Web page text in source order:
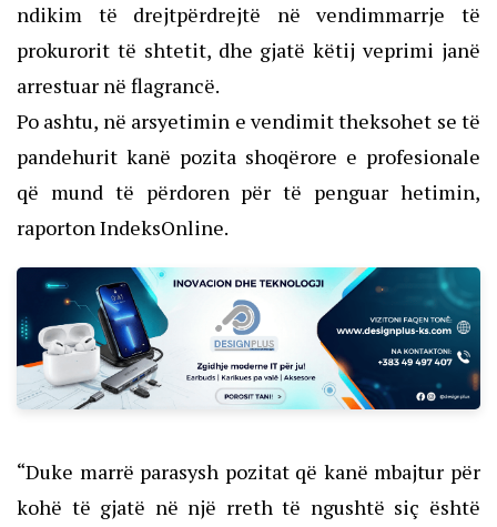
ndikim të drejtpërdrejtë në vendimmarrje të
prokurorit të shtetit, dhe gjatë këtij veprimi janë
arrestuar në flagrancë.
Po ashtu, në arsyetimin e vendimit theksohet se të
pandehurit kanë pozita shoqërore e profesionale
që mund të përdoren për të penguar hetimin,
raporton IndeksOnline.
“Duke marrë parasysh pozitat që kanë mbajtur për
kohë të gjatë në një rreth të ngushtë siç është